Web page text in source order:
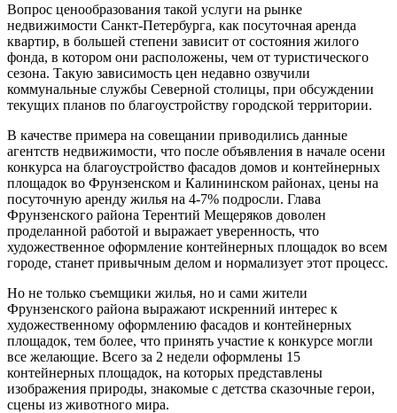
Вопрос ценообразования такой услуги на рынке
недвижимости Санкт-Петербурга, как посуточная аренда
квартир, в большей степени зависит от состояния жилого
фонда, в котором они расположены, чем от туристического
сезона. Такую зависимость цен недавно озвучили
коммунальные службы Северной столицы, при обсуждении
текущих планов по благоустройству городской территории.
В качестве примера на совещании приводились данные
агентств недвижимости, что после объявления в начале осени
конкурса на благоустройство фасадов домов и контейнерных
площадок во Фрунзенском и Калининском районах, цены на
посуточную аренду жилья на 4-7% подросли. Глава
Фрунзенского района Терентий Мещеряков доволен
проделанной работой и выражает уверенность, что
художественное оформление контейнерных площадок во всем
городе, станет привычным делом и нормализует этот процесс.
Но не только съемщики жилья, но и сами жители
Фрунзенского района выражают искренний интерес к
художественному оформлению фасадов и контейнерных
площадок, тем более, что принять участие к конкурсе могли
все желающие. Всего за 2 недели оформлены 15
контейнерных площадок, на которых представлены
изображения природы, знакомые с детства сказочные герои,
сцены из животного мира.